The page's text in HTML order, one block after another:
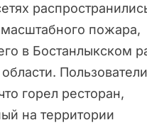
пожара,
в Бостанлыкском
Пользователи
горел ресторан,
на территории